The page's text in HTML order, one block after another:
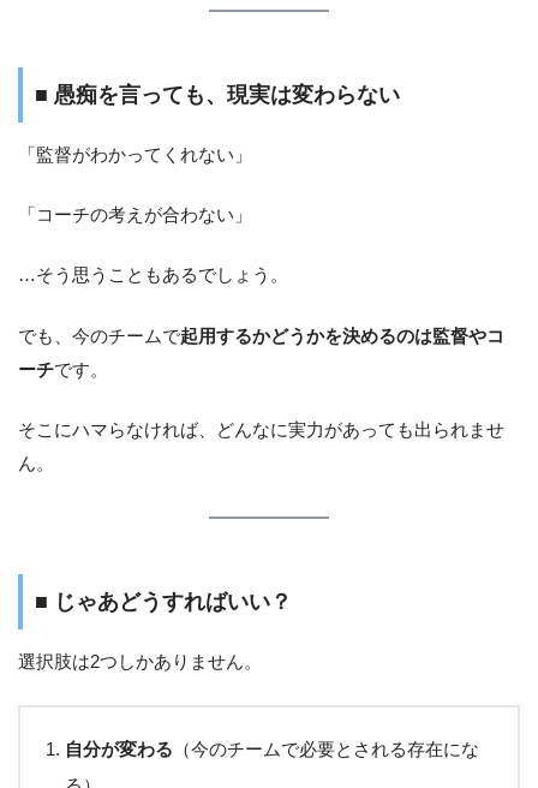
■ 愚痴を言っても、現実は変わらない
「監督がわかってくれない」
「コーチの考えが合わない」
…そう思うこともあるでしょう。
でも、今のチームで起用するかどうかを決めるのは監督やコ
ーチです。
そこにハマらなければ、どんなに実力があっても出られませ
ん。
■ じゃあどうすればいい？
選択肢は2つしかありません。
自分が変わる （今のチームで必要とされる存在にな